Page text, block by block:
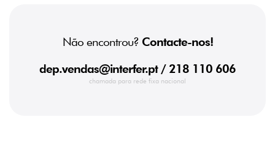
Não encontrou? Contacte-nos!
dep.vendas@interfer.pt/ 218 110 606
chamada para rede fixa nacional